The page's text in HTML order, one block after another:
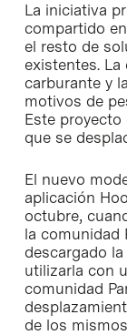
La iniciativa
compartido
el resto de
existentes.
carburante y
motivos de
Este
que se
El nuevo
aplicación
octubre,
la comunidad
descargado
utilizarla con
comunidad
de los